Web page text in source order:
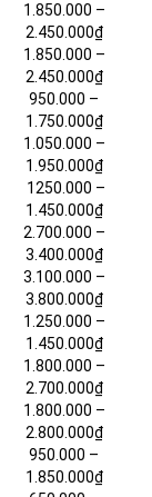
1.850.000 –
2.450.000₫
1.850.000 –
2.450.000₫
950.000 –
1.750.000₫
1.050.000 –
1.950.000₫
1250.000 –
1.450.000₫
2.700.000 –
3.400.000₫
3.100.000 –
3.800.000₫
1.250.000 –
1.450.000₫
1.800.000 –
2.700.000₫
1.800.000 –
2.800.000₫
950.000 –
1.850.000₫